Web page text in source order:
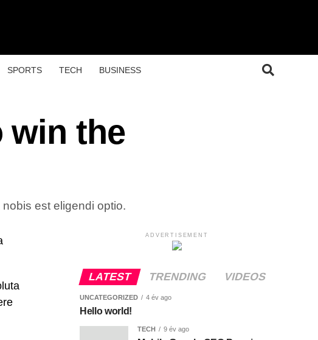
SPORTS TECH BUSINESS
win the
est eligendi optio.
ADVERTISEMENT
LATEST TRENDING VIDEOS
UNCATEGORIZED 4 év ago
Hello world!
TECH 9 év ago